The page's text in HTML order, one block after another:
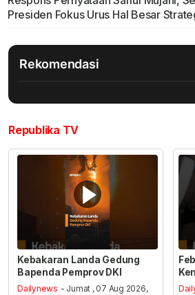
Presiden Fokus Urus Hal Besar
Rekomendasi
Republika TV
Kebakaran Landa Gedung
Bapenda Pemprov DKI
Dailynews - Jumat , 07 Aug 2026,